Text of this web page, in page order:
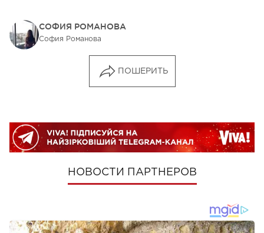
СОФИЯ РОМАНОВА
София Романова
ПОШЕРИТЬ
НОВОСТИ ПАРТНЕРОВ